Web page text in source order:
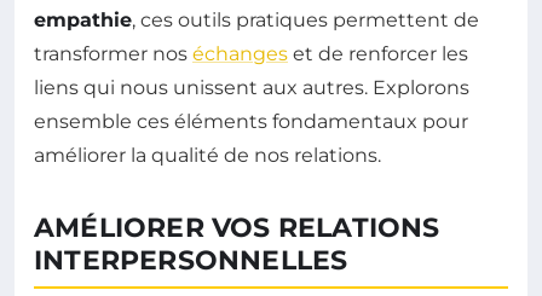
empathie, ces outils pratiques permettent de
transformer nos échanges et de renforcer les
liens qui nous unissent aux autres. Explorons
ensemble ces éléments fondamentaux pour
améliorer la qualité de nos relations.
AMÉLIORER VOS RELATIONS
INTERPERSONNELLES